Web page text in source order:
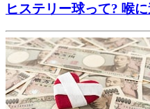
ヒステリー球って? 喉